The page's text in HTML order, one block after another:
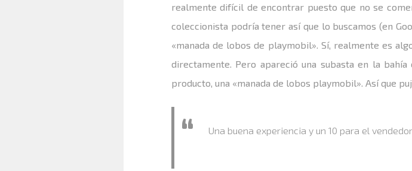
realmente difícil de encontrar puesto que no se
coleccionista podría tener así que lo buscamos (en
«manada de lobos de playmobil». Sí, realmente es
directamente. Pero apareció una subasta en la
producto, una «manada de lobos playmobil». Así que
Una buena experiencia y un 10 para el